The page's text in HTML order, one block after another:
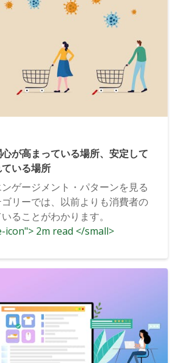
が高まっている場所、安定して
いる場所
ゲージメント・パターンを見る
リーでは、以前よりも消費者の
ることがわかります。
icon"> 2m read </small>